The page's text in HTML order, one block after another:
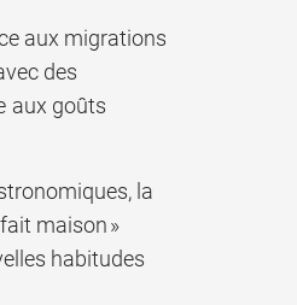
aux migrations
des
aux goûts
la
maison »
habitudes